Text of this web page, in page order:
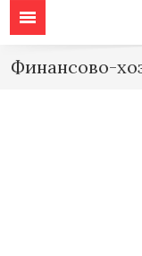
Финансово-